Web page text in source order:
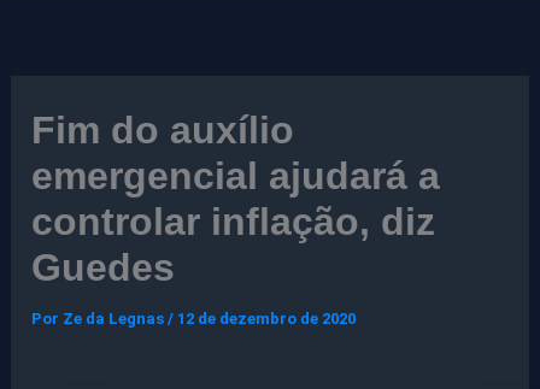
Fim do auxílio
emergencial ajudará a
controlar inflação, diz
Guedes
Por Ze da Legnas/ 12 de dezembro de 2020